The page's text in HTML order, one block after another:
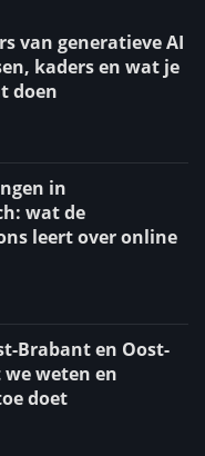
van generatieve AI
kaders en wat je
doen
in
wat de
leert over online
Brabant en Oost-
weten en
doet